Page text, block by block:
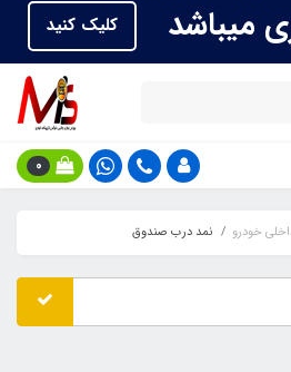
میباشد
کلیک کنید
0
خودرو نمد درب صندوق